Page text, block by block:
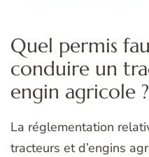
Quel permis
conduire un
engin agricole ?
La réglementation
tracteurs et d’engins